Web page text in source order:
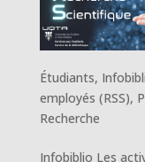
Étudiants,
employés (RSS),
Recherche
Infobiblio Les